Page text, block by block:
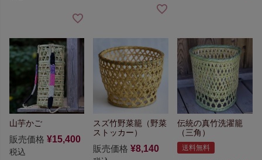
山芋かご
販売価格 ¥15,400
税込
スズ竹野菜籠（野菜
ストッカー）
販売価格 ¥8,140
伝統の真竹洗濯籠
（三角）
送料無料